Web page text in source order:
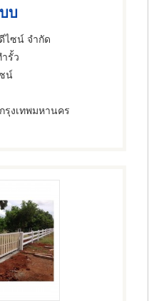
บ
ไซน์ จำกัด
รั้ว
น์
กรุงเทพมหานคร